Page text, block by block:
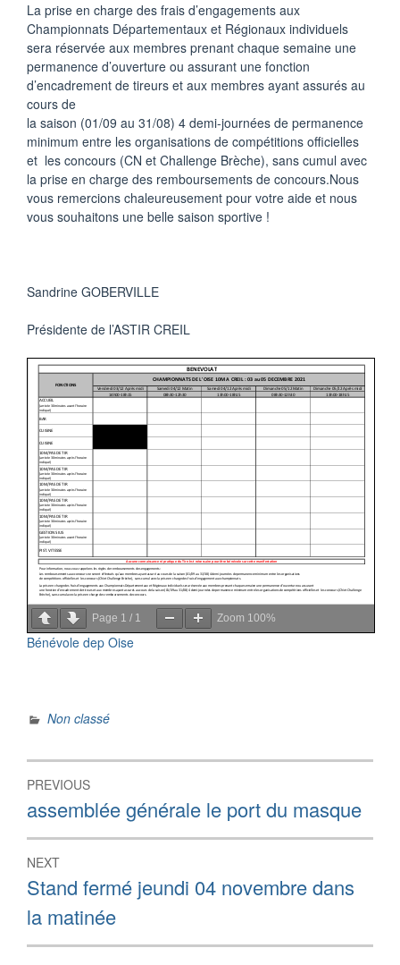
La prise en charge des frais d’engagements aux
Championnats Départementaux et Régionaux individuels
sera réservée aux membres prenant chaque semaine une
permanence d’ouverture ou assurant une fonction
d’encadrement de tireurs et aux membres ayant assurés au
cours de
la saison (01/09 au 31/08) 4 demi-journées de permanence
minimum entre les organisations de compétitions officielles
et les concours (CN et Challenge Brèche), sans cumul avec
la prise en charge des remboursements de concours.Nous
vous remercions chaleureusement pour votre aide et nous
vous souhaitons une belle saison sportive !
Sandrine GOBERVILLE
Présidente de l’ASTIR CREIL
Page 1 / 1 Zoom 100%
Bénévole dep Oise
Non classé
Navigation
de
l’article
PREVIOUS
post:
assemblée générale le port du masque
NEXT
Next
post:
Stand fermé jeundi 04 novembre dans
la matinée